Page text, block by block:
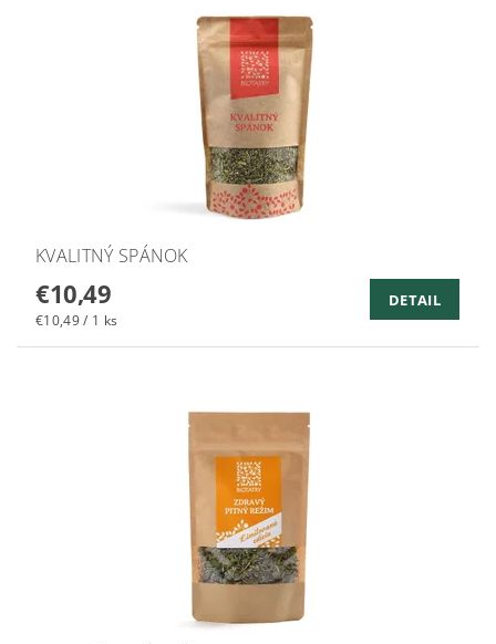
KVALITNÝ SPÁNOK
€10,49
€10,49 / 1 ks
DETAIL